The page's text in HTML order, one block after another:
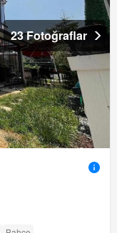
23 Fotoğraflar